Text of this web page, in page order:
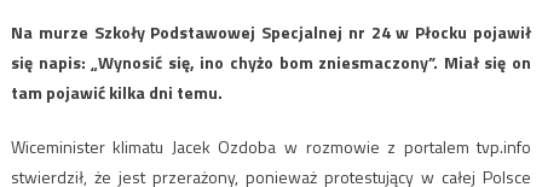
Na murze Szkoły Podstawowej Specjalnej nr 24 w Płocku pojawił
się napis: „Wynosić się, ino chyżo bom zniesmaczony”. Miał się on
tam pojawić kilka dni temu.
Wiceminister klimatu Jacek Ozdoba w rozmowie z portalem tvp.info
stwierdził, że jest przerażony, ponieważ protestujący w całej Polsce